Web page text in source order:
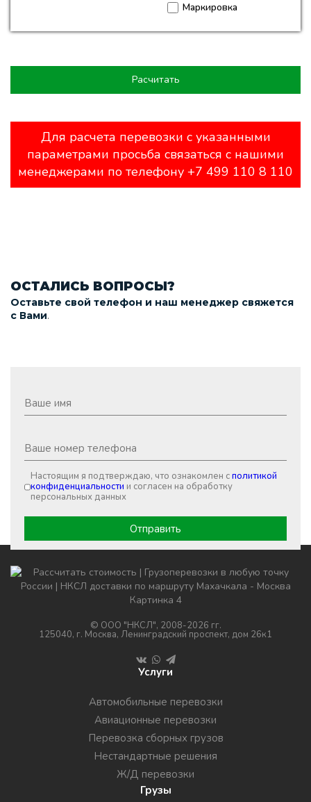
Маркировка
Расчитать
Для расчета перевозки с указанными
параметрами просьба связаться с нашими
менеджерами по телефону +7 499 110 8 110
ОСТАЛИСЬ ВОПРОСЫ?
Оставьте свой телефон и наш менеджер свяжется
с Вами.
Настоящим я подтверждаю, что ознакомлен сполитикой
конфиденциальности и согласен на обработку
персональных данных
© ООО "НКСЛ", 2008-2026 гг.
125040, г. Москва, Ленинградский проспект, дом 26к1
Услуги
Автомобильные перевозки
Авиационные перевозки
Перевозка сборных грузов
Нестандартные решения
Ж/Д перевозки
Грузы